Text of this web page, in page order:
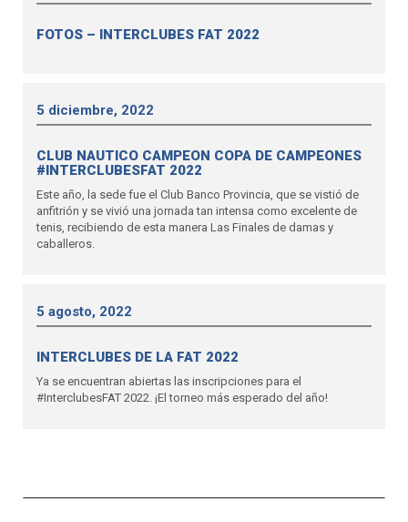
FOTOS – INTERCLUBES FAT 2022
5 diciembre, 2022
CLUB NAUTICO CAMPEON COPA DE CAMPEONES
#INTERCLUBESFAT 2022
Este año, la sede fue el Club Banco Provincia, que se vistió de
anfitrión y se vivió una jornada tan intensa como excelente de
tenis, recibiendo de esta manera Las Finales de damas y
caballeros.
5 agosto, 2022
INTERCLUBES DE LA FAT 2022
Ya se encuentran abiertas las inscripciones para el
#InterclubesFAT 2022. ¡El torneo más esperado del año!